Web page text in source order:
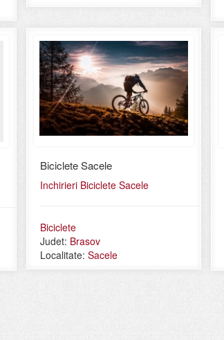
Biciclete Sacele
Inchirieri Biciclete Sacele
Biciclete
Judet: Brasov
Localitate: Sacele